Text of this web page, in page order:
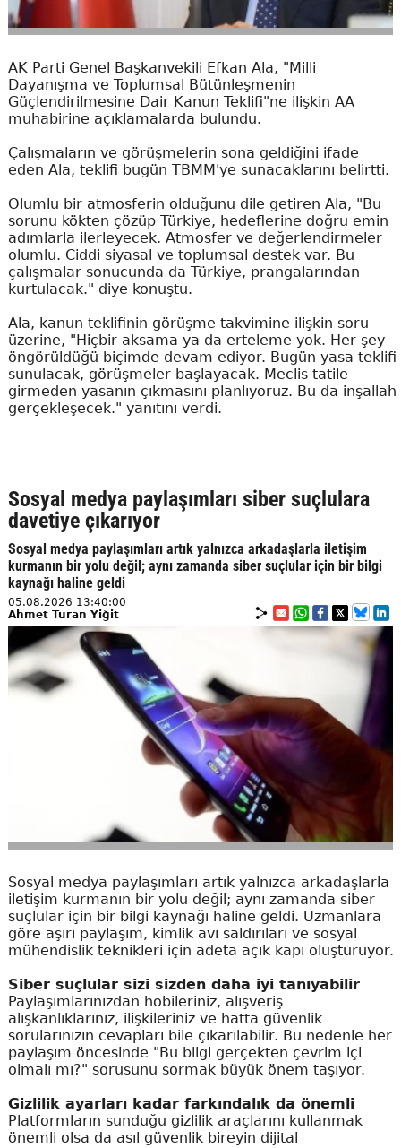
AK Parti Genel Başkanvekili Efkan Ala, "Milli
Dayanışma ve Toplumsal Bütünleşmenin
Güçlendirilmesine Dair Kanun Teklifi"ne ilişkin AA
muhabirine açıklamalarda bulundu.
Çalışmaların ve görüşmelerin sona geldiğini ifade
eden Ala, teklifi bugün TBMM'ye sunacaklarını belirtti.
Olumlu bir atmosferin olduğunu dile getiren Ala, "Bu
sorunu kökten çözüp Türkiye, hedeflerine doğru emin
adımlarla ilerleyecek. Atmosfer ve değerlendirmeler
olumlu. Ciddi siyasal ve toplumsal destek var. Bu
çalışmalar sonucunda da Türkiye, prangalarından
kurtulacak." diye konuştu.
Ala, kanun teklifinin görüşme takvimine ilişkin soru
üzerine, "Hiçbir aksama ya da erteleme yok. Her şey
öngörüldüğü biçimde devam ediyor. Bugün yasa teklifi
sunulacak, görüşmeler başlayacak. Meclis tatile
girmeden yasanın çıkmasını planlıyoruz. Bu da inşallah
gerçekleşecek." yanıtını verdi.
Sosyal medya paylaşımları siber suçlulara
davetiye çıkarıyor
Sosyal medya paylaşımları artık yalnızca arkadaşlarla iletişim
kurmanın bir yolu değil; aynı zamanda siber suçlular için bir bilgi
kaynağı haline geldi
05.08.2026 13:40:00
Ahmet Turan Yiğit
Sosyal medya paylaşımları artık yalnızca arkadaşlarla
iletişim kurmanın bir yolu değil; aynı zamanda siber
suçlular için bir bilgi kaynağı haline geldi. Uzmanlara
göre aşırı paylaşım, kimlik avı saldırıları ve sosyal
mühendislik teknikleri için adeta açık kapı oluşturuyor.
Siber suçlular sizi sizden daha iyi tanıyabilir
Paylaşımlarınızdan hobileriniz, alışveriş
alışkanlıklarınız, ilişkileriniz ve hatta güvenlik
sorularınızın cevapları bile çıkarılabilir. Bu nedenle her
paylaşım öncesinde "Bu bilgi gerçekten çevrim içi
olmalı mı?" sorusunu sormak büyük önem taşıyor.
Gizlilik ayarları kadar farkındalık da önemli
Platformların sunduğu gizlilik araçlarını kullanmak
önemli olsa da asıl güvenlik bireyin dijital